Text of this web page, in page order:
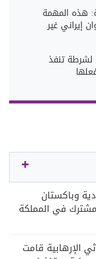
هذه المهمة
إيراني غير
لشرطة تنفذ
وباكستان
في المملكة
الإرهابية قامت